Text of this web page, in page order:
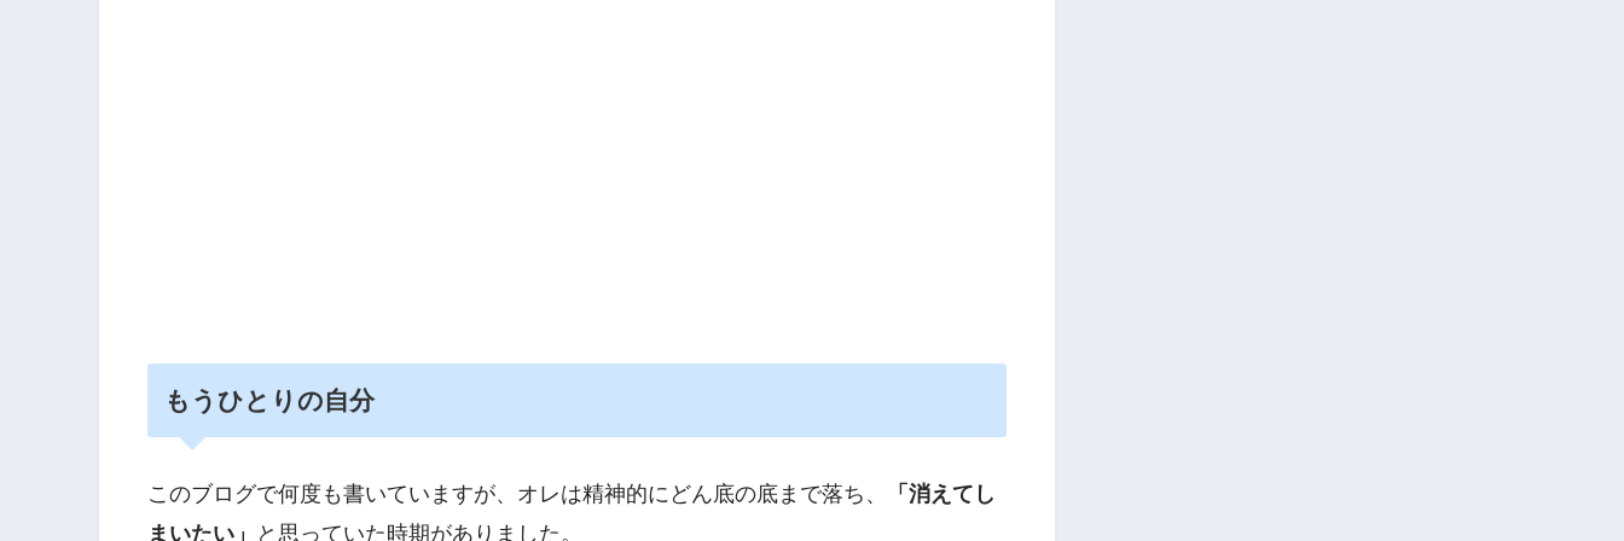
もうひとりの自分
このブログで何度も書いていますが、オレは精神的にどん底の底まで落ち、
「消えてし
まいたい」
と思っていた時期がありました。